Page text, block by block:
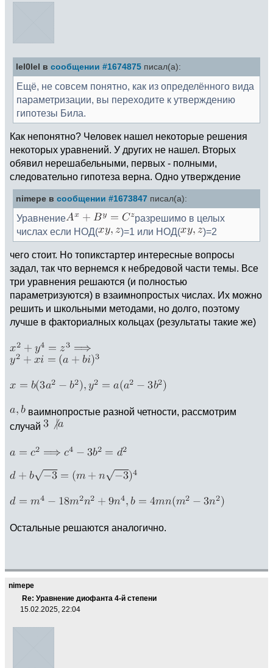
lel0lel в сообщении #1674875 писал(а):
Ещё, не совсем понятно, как из определённого вида
параметризации, вы переходите к утверждению
гипотезы Била.
Как непонятно? Человек нашел некоторые решения
некоторых уравнений. У других не нашел. Вторых
обявил нерешабельными, первых - полными,
следовательно гипотеза верна. Одно утверждение
nimepe в сообщении #1673847 писал(а):
Уравнение
разрешимо в целых
числах если НОД(
)=1 или НОД( )=2
чего стоит. Но топикстартер интересные вопросы
задал, так что вернемся к небредовой части темы. Все
три уравнения решаются (и полностью
параметризуются) в взаимнопростых числах. Их можно
решить и школьными методами, но долго, поэтому
лучше в факториалных кольцах (результаты такие же)
ваимнопростые разной четности, рассмотрим
случай
Остальные решаются аналогично.
nimepe
Re: Уравнение диофанта 4-й степени
15.02.2025, 22:04